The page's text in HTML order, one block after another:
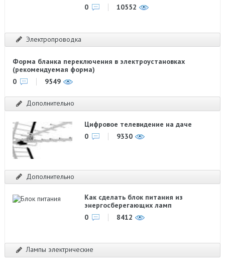
0
10552
Электропроводка
Форма бланка переключения в электроустановках
(рекомендуемая форма)
0
9549
Дополнительно
Цифровое телевидение на даче
0
9330
Дополнительно
Как сделать блок питания из
энергосберегающих ламп
0
8412
Лампы электрические